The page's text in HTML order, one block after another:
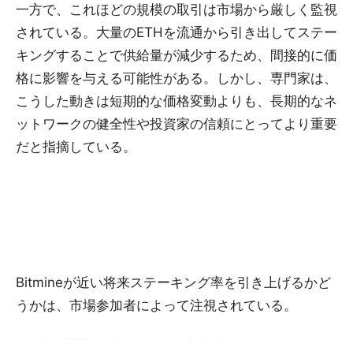
一方で、これほどの規模の取引は市場から厳しく監視
されている。大量のETHを流通から引き出してステー
キングすることで供給量が減少するため、間接的に価
格に影響を与える可能性がある。しかし、専門家は、
こうした動きは短期的な価格変動よりも、長期的なネ
ットワークの健全性や投資家の信頼にとってより重要
だと指摘している。
Bitmineが近い将来ステーキング率を引き上げるかど
うかは、市場参加者によって注視されている。